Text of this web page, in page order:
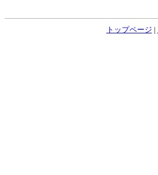
トップページ |